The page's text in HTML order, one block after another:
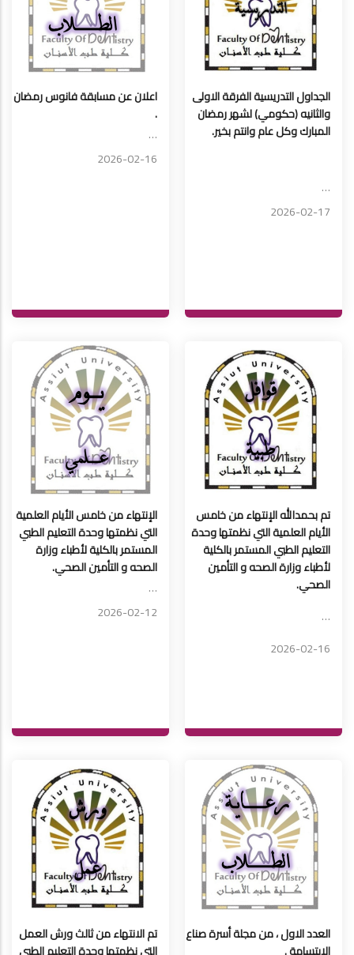
الجداول التدريسية الفرقة الاولى
والثانيه (حكومي) لشهر رمضان
المبارك وكل عام وانتم بخير.
…
2026-02-17
اعلان عن مسابقة فانوس رمضان
.
…
2026-02-16
تم بحمدالله الإنتهاء من خامس
الأيام العلمية التي نظمتها وحدة
التعليم الطبي المستمر بالكلية
لأطباء وزارة الصحه و التأمين
الصحي.
…
2026-02-16
الإنتهاء من خامس الأيام العلمية
التي نظمتها وحدة التعليم الطبي
المستمر بالكلية لأطباء وزارة
الصحه و التأمين الصحي.
…
2026-02-12
العدد الاول ، من مجلة أسرة صناع
الابتسامة .
تم الانتهاء من ثالث ورش العمل
التي نظمتها وحدة التعليم الطبي